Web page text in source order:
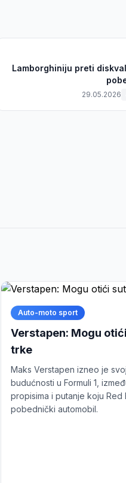
Lamborghiniju preti
29.05.2026
Auto-moto sport
Verstapen: Mogu
trke
Maks Verstapen izneo je
budućnosti u Formuli 1,
propisima i putanje koju
pobednički automobil.